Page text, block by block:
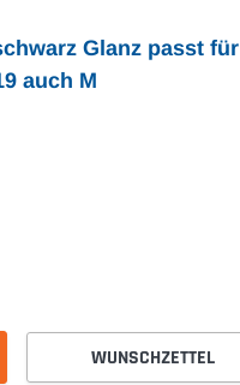
Glanz passt für
auch M
WUNSCHZETTEL